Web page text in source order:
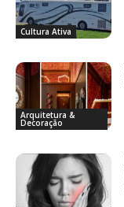
Cultura Ativa
Arquitetura &
Decoração